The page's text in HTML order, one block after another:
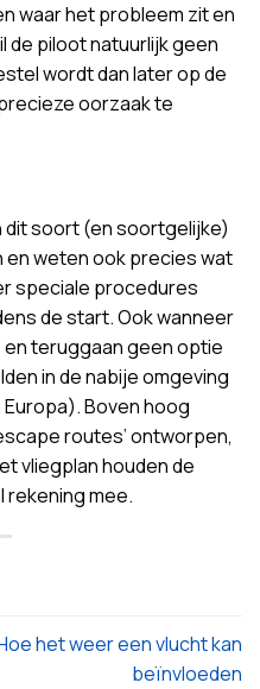
waar het probleem zit en
de piloot natuurlijk geen
wordt dan later op de
oorzaak te
dit soort (en soortgelijke)
weten ook precies wat
speciale procedures
de start. Ook wanneer
teruggaan geen optie
in de nabije omgeving
Boven hoog
routes’ ontworpen,
vliegplan houden de
rekening mee.
het weer een vlucht kan
beïnvloeden